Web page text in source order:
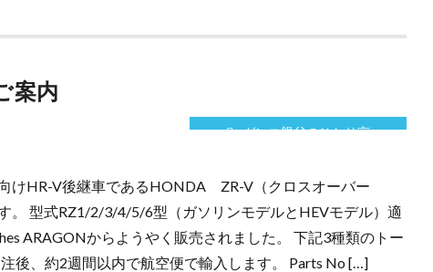
案内
ガンコ親父のひとり言
けHR-V後継車であるHONDA ZR-V（クロスオーバー
。 型式RZ1/2/3/4/5/6型（ガソリンモデルとHEVモデル）適
ARAGONからようやく販売されました。 下記3種類のトー
後、約2週間以内で航空便で輸入します。 Parts No […]